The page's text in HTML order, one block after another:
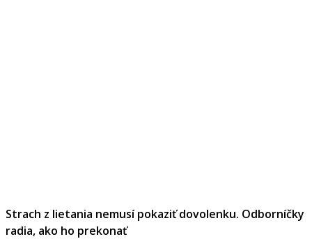
Strach z lietania nemusí pokaziť dovolenku. Odborníčky
radia, ako ho prekonať